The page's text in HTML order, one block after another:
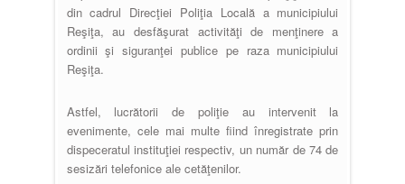
din cadrul Direcţiei Poliţia Locală a municipiului
Reşiţa, au desfăşurat activităţi de menţinere a
ordinii şi siguranţei publice pe raza municipiului
Reşiţa.
Astfel, lucrătorii de poliţie au intervenit la
evenimente, cele mai multe fiind înregistrate prin
dispeceratul instituţiei respectiv, un număr de 74 de
sesizări telefonice ale cetăţenilor.